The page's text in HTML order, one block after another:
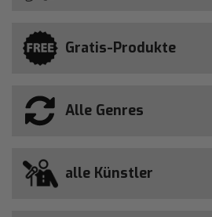
Gratis-Produkte
Alle Genres
alle Künstler